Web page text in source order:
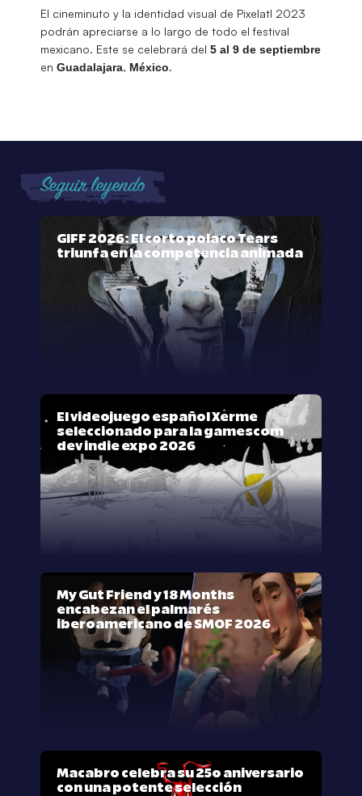
El cineminuto y la identidad visual de Pixelatl 2023
podrán apreciarse a lo largo de todo el festival
mexicano. Este se celebrará del 5 al 9 de septiembre
en Guadalajara, México.
Seguir leyendo
GIFF 2026: El corto polaco Tears
triunfa en la competencia animada
El videojuego español Xerme
seleccionado para la gamescom
dev indie expo 2026
My Gut Friend y 18 Months
encabezan el palmarés
iberoamericano de SMOF 2026
Macabro celebra su 25º aniversario
con una potente selección